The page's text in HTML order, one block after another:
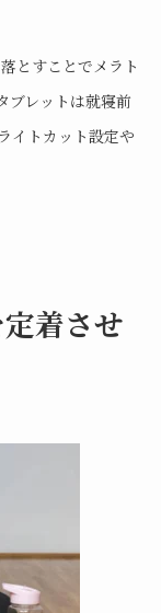
とすことでメラト
ブレットは就寝前
イトカット設定や
着させ